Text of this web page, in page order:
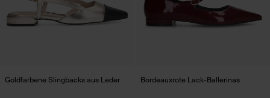
Goldfarbene Slingbacks aus Leder Bordeauxrote Lack-Ballerinas